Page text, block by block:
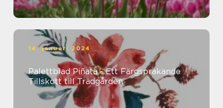
14. januari 2024
Palettblad Piñata - Ett Färgsprakande
Tillskott till Trädgården